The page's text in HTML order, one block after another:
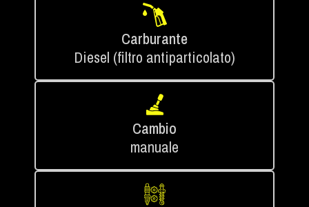
Carburante
Diesel (filtro antiparticolato)
Cambio
manuale